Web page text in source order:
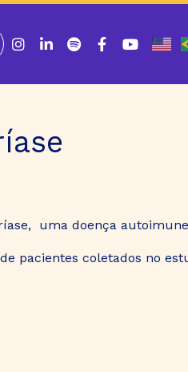
uma doença
pacientes coletados no